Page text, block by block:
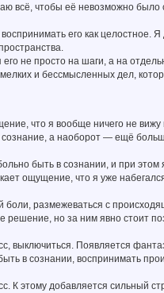
всё, чтобы её невозможно было
его как целостное.
не просто на шаги, а на
и бессмысленных дел,
что я вообще ничего не
а наоборот — ещё
быть в сознании, и при этом
ощущение, что я уже
боли, размежеваться с
решение, но за ним явно стоит
выключиться. Появляется
в сознании, воспринимать
К этому добавляется сильный